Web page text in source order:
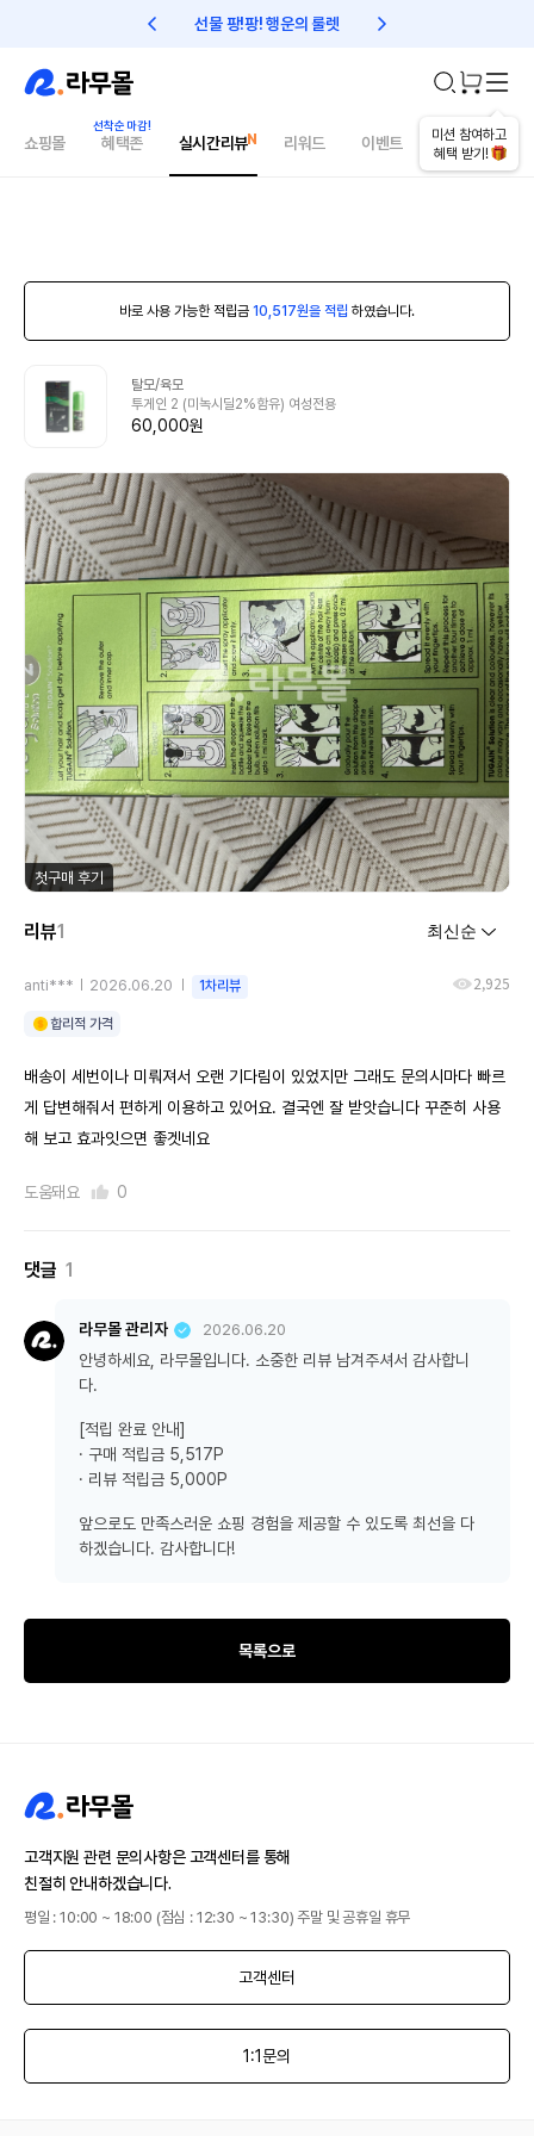
선물 팡!팡! 행운의 룰렛 친구초대 1만원 리워드!
미션 참여하고
혜택 받기!
쇼핑몰 혜택존 실시간리뷰 리워드 이벤트 건강매거진
바로 사용 가능한 적립금 10,517원을 적립 하였습니다.
탈모/육모
투게인 2 (미녹시딜2%함유) 여성전용
60,000원
첫구매 후기
리뷰1
anti*** 2026.06.20 1차리뷰 2,925
합리적 가격
배송이 세번이나 미뤄져서 오랜 기다림이 있었지만 그래도 문의시마다 빠르
게 답변해줘서 편하게 이용하고 있어요. 결국엔 잘 받앗습니다 꾸준히 사용
해 보고 효과잇으면 좋겟네요
도움돼요 0
댓글 1
라무몰 관리자 2026.06.20
안녕하세요, 라무몰입니다. 소중한 리뷰 남겨주셔서 감사합니
다.
[적립 완료 안내]
· 구매 적립금 5,517P
· 리뷰 적립금 5,000P
앞으로도 만족스러운 쇼핑 경험을 제공할 수 있도록 최선을 다
하겠습니다. 감사합니다!
목록으로
고객지원 관련 문의사항은 고객센터를 통해
친절히 안내하겠습니다.
평일 : 10:00 ~ 18:00 (점심 : 12:30 ~ 13:30) 주말 및 공휴일 휴무
고객센터
1:1문의